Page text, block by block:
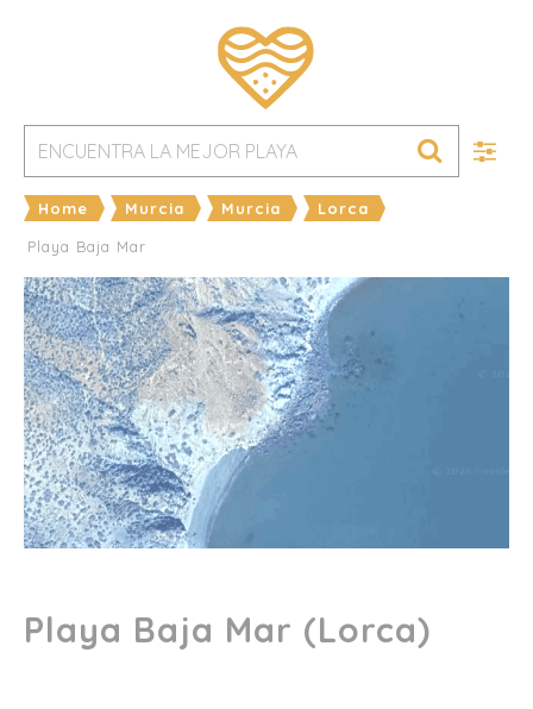
Home Murcia Murcia
Lorca
Playa Baja Mar
Playa Baja Mar (Lorca)